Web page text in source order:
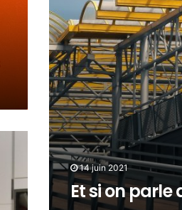
14 juin 2021
Et si on parle